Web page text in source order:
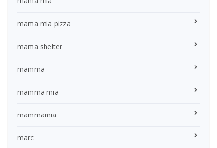
mama mia pizza
mama shelter
mamma
mamma mia
mammamia
marc